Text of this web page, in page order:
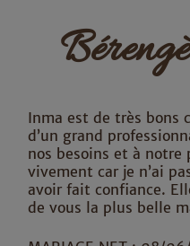
Inma est de très bons
d’un grand
nos besoins et à notre
vivement car je n’ai
avoir fait confiance.
de vous la plus belle